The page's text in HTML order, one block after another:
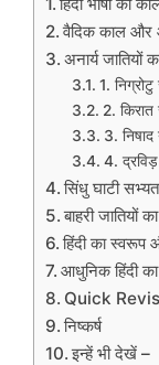
वैदिक काल और
अनार्य जातियों
1. निग्रोटु
2. किरात
3.
4. द्रविड़
सिंधु घाटी
बाहरी जातियों
हिंदी का स्वरूप
आधुनिक हिंदी
Quick
निष्कर्ष
इन्हें भी देखें –